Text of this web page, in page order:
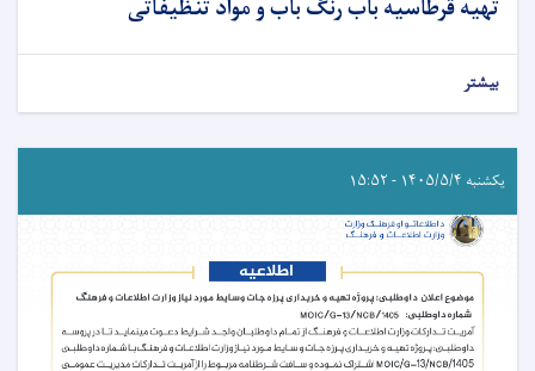
تهیه قرطاسیه باب رنگ باب و مواد تنظیفاتی
بیشتر
یکشنبه ۱۴۰۵/۵/۴ - ۱۵:۵۲